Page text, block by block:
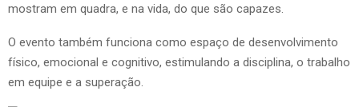
mostram em quadra, e na vida, do que são capazes.
O evento também funciona como espaço de desenvolvimento
físico, emocional e cognitivo, estimulando a disciplina, o trabalho
em equipe e a superação.